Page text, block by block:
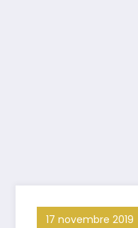
17 novembre 2019